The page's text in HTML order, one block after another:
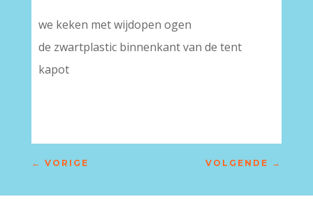
we keken met wijdopen ogen
de zwartplastic binnenkant van de tent
kapot
← VORIGE VOLGENDE →